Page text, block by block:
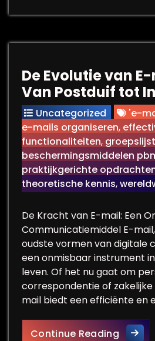
De Evolutie van
Van Postduif tot
Uncategorized 'e-
e-mails organiseren,
functionaliteiten,
beschermingsmiddelen
praktijkgerichte
theoretische kennis,
De Kracht van E-mail: Een
Communicatiemiddel E-
oudste vormen van digitale
een onmisbaar instrument
leven. Of het nu gaat om
correspondentie of
mail biedt een efficiënte en
Continue ReadingDe